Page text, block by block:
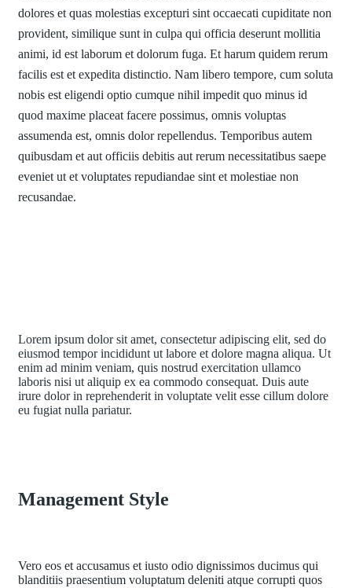
dolores et quas molestias excepturi sint occaecati cupiditate non
provident, similique sunt in culpa qui officia deserunt mollitia
animi, id est laborum et dolorum fuga. Et harum quidem rerum
facilis est et expedita distinctio. Nam libero tempore, cum soluta
nobis est eligendi optio cumque nihil impedit quo minus id
quod maxime placeat facere possimus, omnis voluptas
assumenda est, omnis dolor repellendus. Temporibus autem
quibusdam et aut officiis debitis aut rerum necessitatibus saepe
eveniet ut et voluptates repudiandae sint et molestiae non
recusandae.
Lorem ipsum dolor sit amet, consectetur adipiscing elit, sed do
eiusmod tempor incididunt ut labore et dolore magna aliqua. Ut
enim ad minim veniam, quis nostrud exercitation ullamco
laboris nisi ut aliquip ex ea commodo consequat. Duis aute
irure dolor in reprehenderit in voluptate velit esse cillum dolore
eu fugiat nulla pariatur.
Management Style
Vero eos et accusamus et iusto odio dignissimos ducimus qui
blanditiis praesentium voluptatum deleniti atque corrupti quos